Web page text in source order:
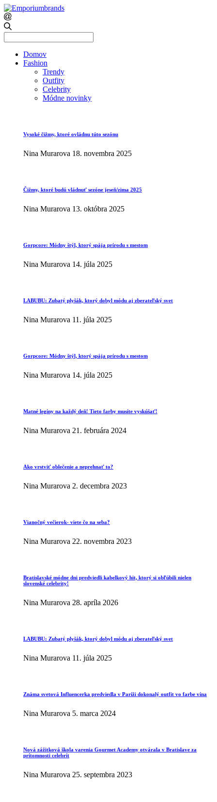
for:
Domov
Fashion
Trendy
Outfity
Celebrity
Módne novinky
Vysoké čižmy, ktoré ovládnu túto sezónu
Nina Murarova 18. novembra 2025
Čižmy, ktoré budú vládnuť sezóne jeseň/zima 2025
Nina Murarova 13. októbra 2025
Gorpcore: Módny štýl, ktorý spája prírodu s mestom
Nina Murarova 14. júla 2025
LABUBU: Zubatý plyšák, ktorý dobyl módu aj zberateľský svet
Nina Murarova 11. júla 2025
Gorpcore: Módny štýl, ktorý spája prírodu s mestom
Nina Murarova 14. júla 2025
Matné legíny na každý deň! Tieto farby musíte vyskúšať!
Nina Murarova 21. februára 2024
Ako vrstviť oblečenie a neprehnať to?
Nina Murarova 2. decembra 2023
Vianočný večierok- viete čo na seba?
Nina Murarova 22. novembra 2023
Bratislavské módne dni predviedli kabelkový hit, ktorý si obľúbili nielen
slovenské celebrity!
Nina Murarova 28. apríla 2026
LABUBU: Zubatý plyšák, ktorý dobyl módu aj zberateľský svet
Nina Murarova 11. júla 2025
Známa svetová Influencerka predviedla v Paríži dokonalý outfit vo farbe vína
Nina Murarova 5. marca 2024
Nová zážitková škola varenia Gourmet Academy otvárala v Bratislave za
prítomnosti celebrít
Nina Murarova 25. septembra 2023